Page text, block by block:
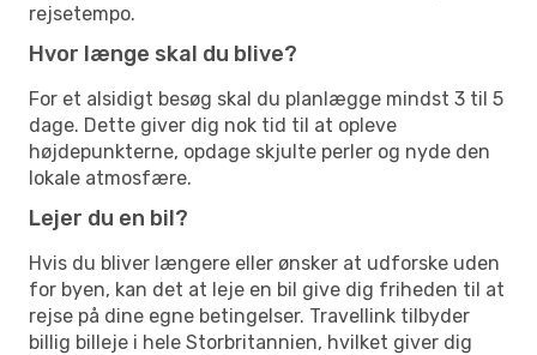
rejsetempo.
Hvor længe skal du blive?
For et alsidigt besøg skal du planlægge mindst 3 til 5
dage. Dette giver dig nok tid til at opleve
højdepunkterne, opdage skjulte perler og nyde den
lokale atmosfære.
Lejer du en bil?
Hvis du bliver længere eller ønsker at udforske uden
for byen, kan det at leje en bil give dig friheden til at
rejse på dine egne betingelser. Travellink tilbyder
billig billeje i hele Storbritannien, hvilket giver dig